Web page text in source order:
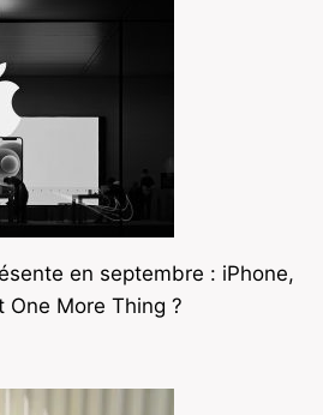
en septembre : iPhone,
More Thing ?